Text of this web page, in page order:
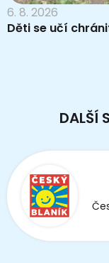
6. 8. 2026
Děti se učí
DALŠÍ